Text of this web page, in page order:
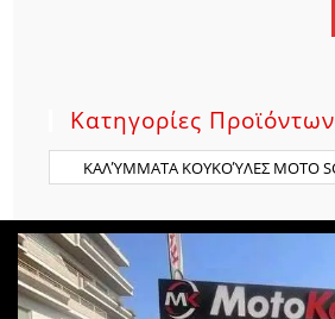
Κατηγορίες Προϊόντων